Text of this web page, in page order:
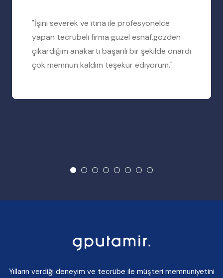
"İşini severek ve itina ile profesyonelce
yapan tecrübeli firma güzel esnaf.gözden
çıkardığım anakartı başarılı bir şekilde onardı
çok memnun kaldım teşekür ediyorum."
Yılların verdiği deneyim ve tecrübe ile müşteri memnuniyetini